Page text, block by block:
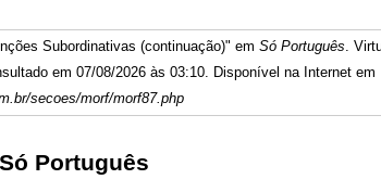
Subordinativas (continuação)" em Só Português.
em 07/08/2026 às 03:10. Disponível na Internet em
secoes/morf/morf87.php
Português